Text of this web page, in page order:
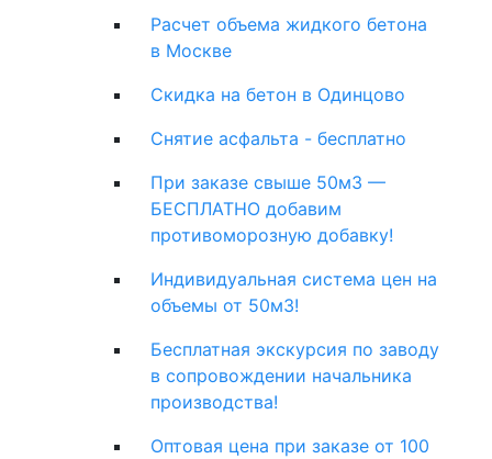
Расчет объема жидкого бетона
в Москве
Скидка на бетон в Одинцово
Снятие асфальта - бесплатно
При заказе свыше 50м3 —
БЕСПЛАТНО добавим
противоморозную добавку!
Индивидуальная система цен на
объемы от 50м3!
Бесплатная экскурсия по заводу
в сопровождении начальника
производства!
Оптовая цена при заказе от 100